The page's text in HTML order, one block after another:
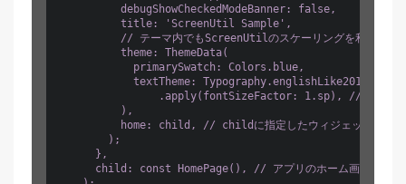
          debugShowCheckedModeBanner: false,
          title: 'ScreenUtil Sample',
          // テーマ内でもScreenUtilのスケーリングを利用可能
          theme: ThemeData(
            primarySwatch: Colors.blue,
            textTheme: Typography.englishLike2018
.apply(fontSizeFactor: 1.sp), // フォント
          ),
home: child, // childに指定したウィジェットがホー
        );
      },
      child: const HomePage(), // アプリのホーム画面